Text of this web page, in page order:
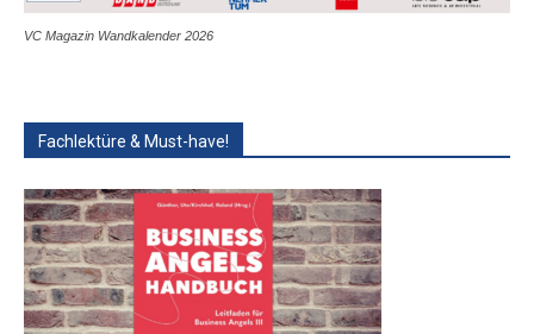
VC Magazin Wandkalender 2026
Fachlektüre & Must-have!